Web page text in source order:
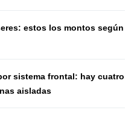
estos los montos según
sistema frontal: hay cuatro
aisladas